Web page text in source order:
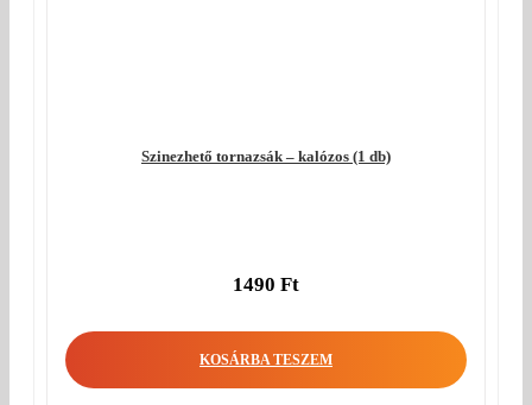
Szinezhető tornazsák – kalózos (1 db)
1490 Ft
KOSÁRBA TESZEM